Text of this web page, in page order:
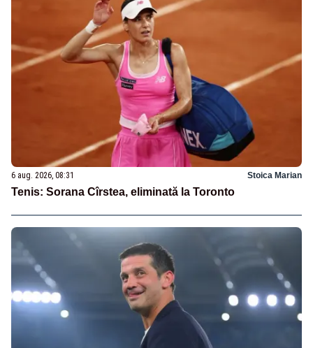
6 aug. 2026, 08:31 Stoica Marian
Tenis: Sorana Cîrstea, eliminată la Toronto